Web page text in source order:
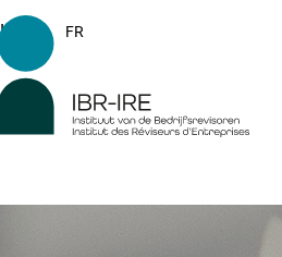
Login FR